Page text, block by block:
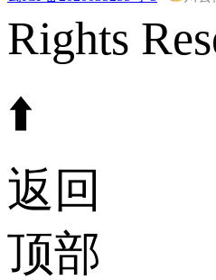
Rights
⬆️
返回
顶部